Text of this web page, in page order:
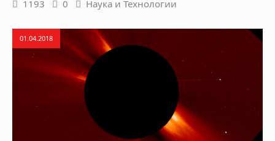
1193 0 Наука и Технологии
01.04.2018